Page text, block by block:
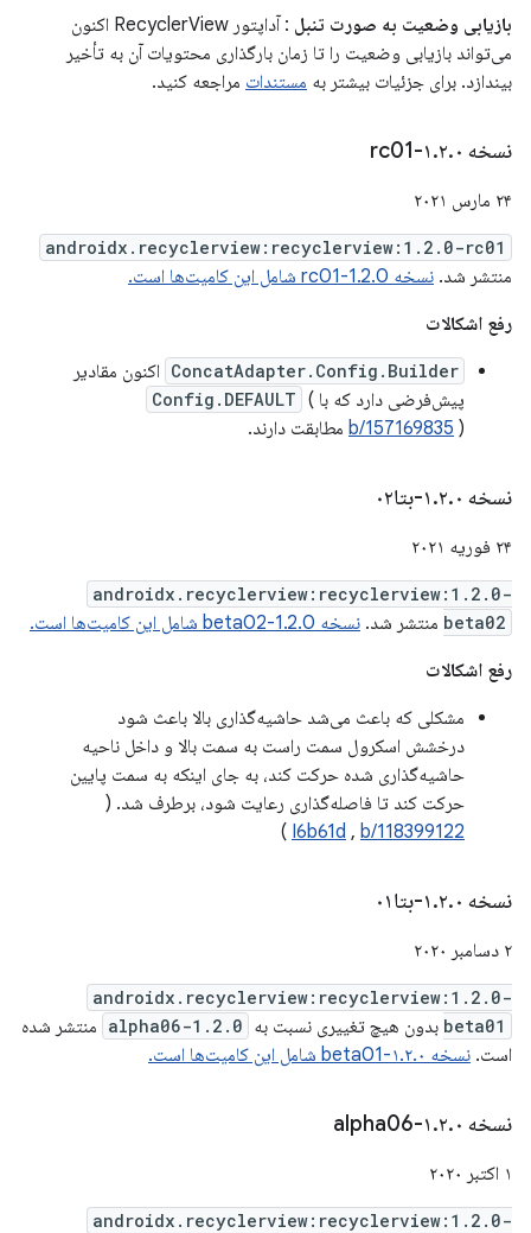
بازیابی وضعیت به صورت تنبل
: آداپتور RecyclerView اکنون
می‌تواند بازیابی وضعیت را تا زمان بارگذاری محتویات آن به تأخیر
بیندازد. برای جزئیات بیشتر به مستندات مراجعه کنید.
نسخه ۱ .۲.۰-rc01
۲۴ مارس ۲۰۲۱
androidx.recyclerview:recyclerview:1.2.0-rc01
منتشر شد. نسخه 1.2.0-rc01 شامل این کامیت‌ها است.
رفع اشکالات
ConcatAdapter.Config.Builder اکنون مقادیر
پیش‌فرضی دارد که با
Config.DEFAULT (
b/157169835 ) مطابقت دارند.
نسخه ۱ .۲.۰-بتا۰۲
۲۴ فوریه ۲۰۲۱
androidx.recyclerview:recyclerview:1.2.0-
beta02 منتشر شد. نسخه 1.2.0-beta02 شامل این کامیت‌ها است.
رفع اشکالات
مشکلی که باعث می‌شد حاشیه‌گذاری بالا باعث شود
درخشش اسکرول سمت راست به سمت بالا و داخل ناحیه
حاشیه‌گذاری شده حرکت کند، به جای اینکه به سمت پایین
حرکت کند تا فاصله‌گذاری رعایت شود، برطرف شد. (
I6b61d , b/118399122
)
نسخه ۱ .۲.۰-بتا۰۱
۲ دسامبر ۲۰۲۰
androidx.recyclerview:recyclerview:1.2.0-
beta01 بدون هیچ تغییری نسبت به 1.2.0-alpha06
منتشر شده
است. نسخه ۱.۲.۰-beta01 شامل این کامیت‌ها است.
نسخه ۱ .۲.۰-alpha06
۱ اکتبر ۲۰۲۰
androidx.recyclerview:recyclerview:1.2.0-